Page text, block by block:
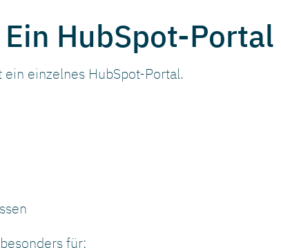
HubSpot-
einzelnes HubSpot-Portal.
für: